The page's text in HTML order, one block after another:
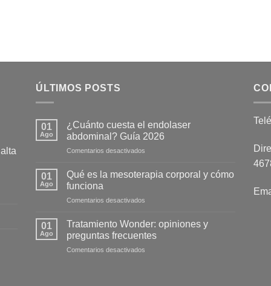
ÚLTIMOS POSTS
01
Ago
¿Cuánto cuesta el endolaser
abdominal? Guía 2026
Comentarios desactivados
cuesta
2026
01
Ago
Qué es la mesoterapia corporal y cómo
funciona
Comentarios desactivados
mesoterapia
01
Ago
Tratamiento Wonder: opiniones y
preguntas frecuentes
Comentarios desactivados